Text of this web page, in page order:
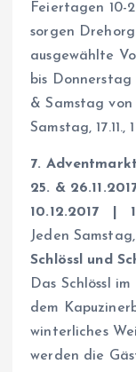
Feiertagen 10-
sorgen
ausgewählte
bis Donnerstag
& Samstag
Samstag, 17.11.,
7.
25. &
10.12.2017 |
Jeden
Schlössl und
Das Schlössl
dem
winterliches
werden die